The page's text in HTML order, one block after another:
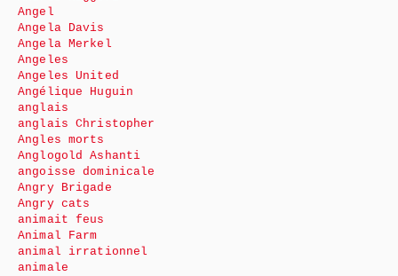
Angel
Angela Davis
Angela Merkel
Angeles
Angeles United
Angélique Huguin
anglais
anglais Christopher
Angles morts
Anglogold Ashanti
angoisse dominicale
Angry Brigade
Angry cats
animait feus
Animal Farm
animal irrationnel
animale